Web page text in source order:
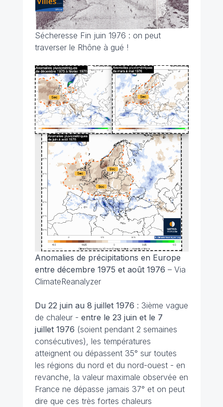
Sécheresse Fin juin 1976 : on peut
traverser le Rhône à gué !
Anomalies de précipitations en Europe
entre décembre 1975 et août 1976 – Via
ClimateReanalyzer
Du 22 juin au 8 juillet 1976 : 3ième vague
de chaleur - entre le 23 juin et le 7
juillet 1976 (soient pendant 2 semaines
consécutives), les températures
atteignent ou dépassent 35° sur toutes
les régions du nord et du nord-ouest - en
revanche, la valeur maximale observée en
France ne dépasse jamais 37° et on peut
dire que ces très fortes chaleurs